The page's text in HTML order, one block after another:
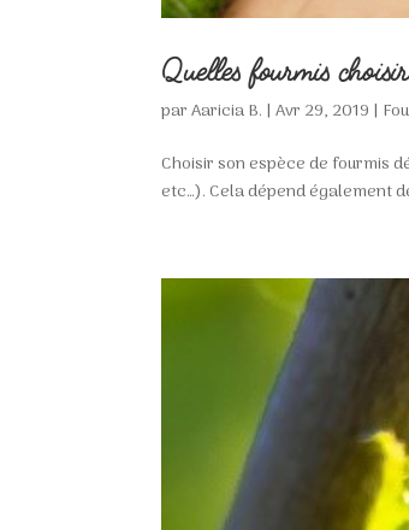
Quelles fourmis
parAaricia B. |Avr 29, 2019 |
Choisir son espèce de fourmis
etc…). Cela dépend également